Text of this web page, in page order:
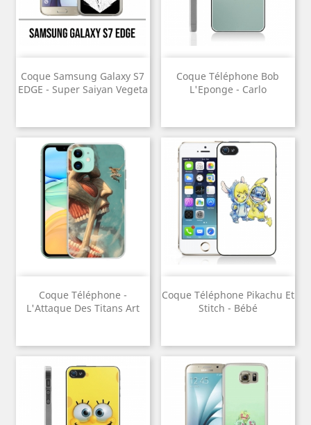
Coque Samsung Galaxy S7
EDGE - Super Saiyan Vegeta
Coque Téléphone Bob
L'Eponge - Carlo
Coque Téléphone -
L'Attaque Des Titans Art
Coque Téléphone Pikachu Et
Stitch - Bébé